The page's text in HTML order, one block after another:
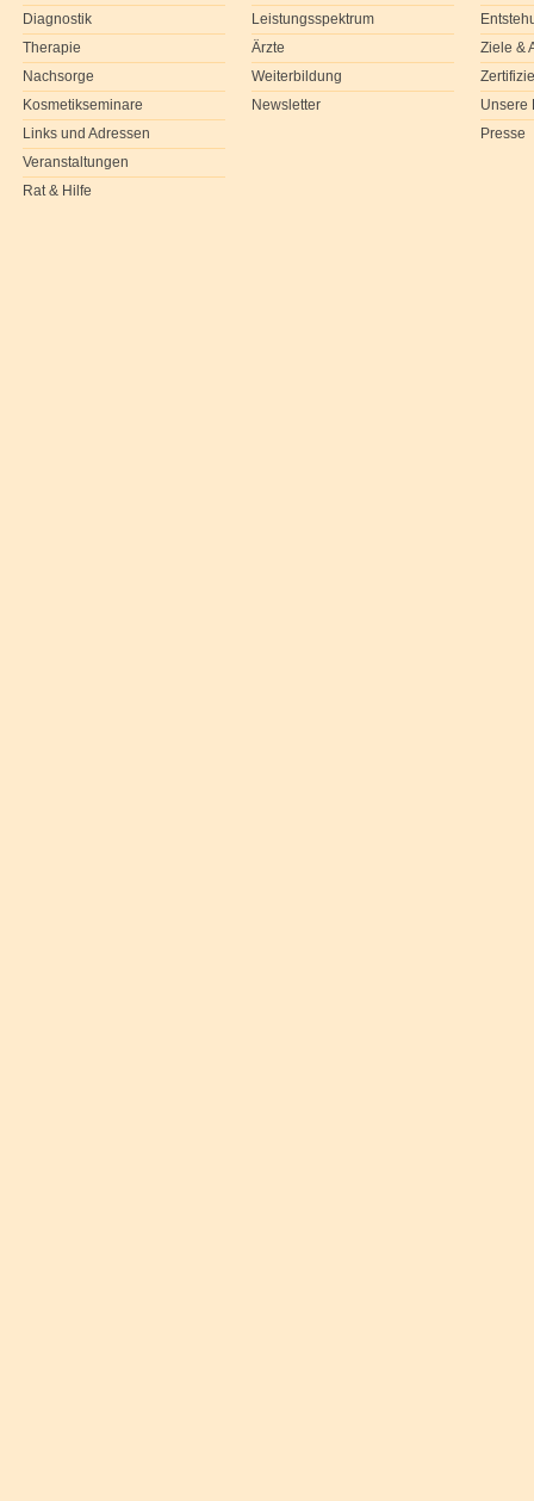
Diagnostik
Therapie
Nachsorge
Kosmetikseminare
Links und Adressen
Veranstaltungen
Rat & Hilfe
Leistungsspektrum
Ärzte
Weiterbildung
Newsletter
Ziele &
Unsere
Presse